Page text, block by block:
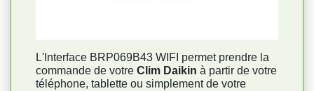
L'Interface BRP069B43 WIFI permet prendre la
commande de votre Clim Daikin à partir de votre
téléphone, tablette ou simplement de votre